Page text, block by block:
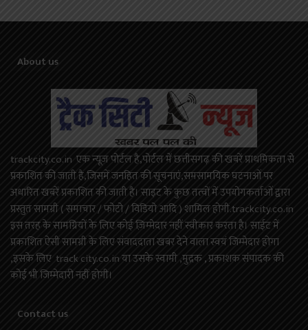
About us
trackcity.co.in एक न्यूज़ पोर्टल है,पोर्टल में छत्तीसगढ़ की खबरें प्राथमिकता से
प्रकाशित की जाती है,जिसमें जनहित की सूचनाएं,समसामयिक घटनाओं पर
अधारित खबरें प्रकाशित की जाती है। साइट के कुछ तत्वों में उपयोगकर्ताओं द्वारा
प्रस्तुत सामग्री ( समाचार / फोटो / विडियो आदि ) शामिल होगी.trackcity.co.in
इस तरह के सामग्रियों के लिए कोई ज़िम्मेदार नहीं स्वीकार करता है। साईट में
प्रकाशित ऐसी सामग्री के लिए संवाददाता खबर देने वाला स्वयं जिम्मेदार होगा
,इसके लिए track city.co.in या उसके स्वामी ,मुद्रक , प्रकाशक संपादक की
कोई भी जिम्मेदारी नहीं होगी।
Contact us